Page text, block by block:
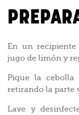
En un
jugo de limón y
Pique la
retirando la parte
Lave y